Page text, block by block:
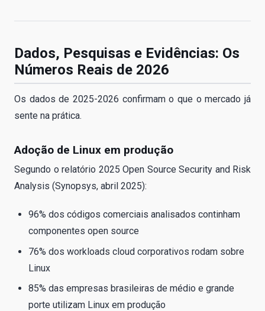
Dados, Pesquisas e Evidências: Os
Números Reais de 2026
Os dados de 2025-2026 confirmam o que o mercado já
sente na prática.
Adoção de Linux em produção
Segundo o relatório 2025 Open Source Security and Risk
Analysis (Synopsys, abril 2025):
96% dos códigos comerciais analisados continham
componentes open source
76% dos workloads cloud corporativos rodam sobre
Linux
85% das empresas brasileiras de médio e grande
porte utilizam Linux em produção